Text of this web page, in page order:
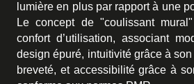
lumière en plus par rapport à une
Le concept de "coulissant
confort d’utilisation, associant
design épuré, intuitivité grâce à
breveté, et accessibilité grâce à